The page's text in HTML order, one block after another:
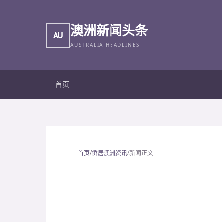
AU 澳洲新闻头条
AUSTRALIA HEADLINES
首页
首页/侨居澳洲资讯/新闻正文